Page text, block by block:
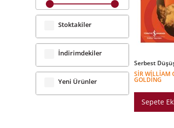
Stoktakiler
İndirimdekiler
Yeni Ürünler
Serbest
SIR WILLIAM
GOLDING
Sepete